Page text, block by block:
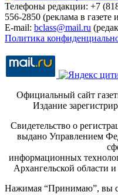
Телефоны редакции: +7
556-2850 (реклама в газете
E-mail: bclass@mail.ru
Политика
Официальный сайт
Издание
Свидетельство о
выдано Управлением
информационных
Архангельской области
Нажимая “Принимаю”, вы